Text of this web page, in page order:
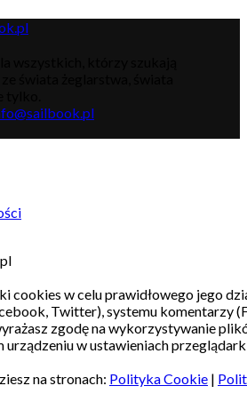
cookies w celu prawidłowego jego
Twitter), systemu komentarzy
zgodę na wykorzystywanie
w ustawieniach
na stronach: Polityka Cookie |